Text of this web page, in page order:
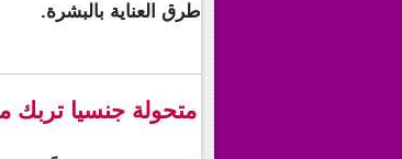
طرق العناية بالبشرة.
متحولة جنسيا تربك